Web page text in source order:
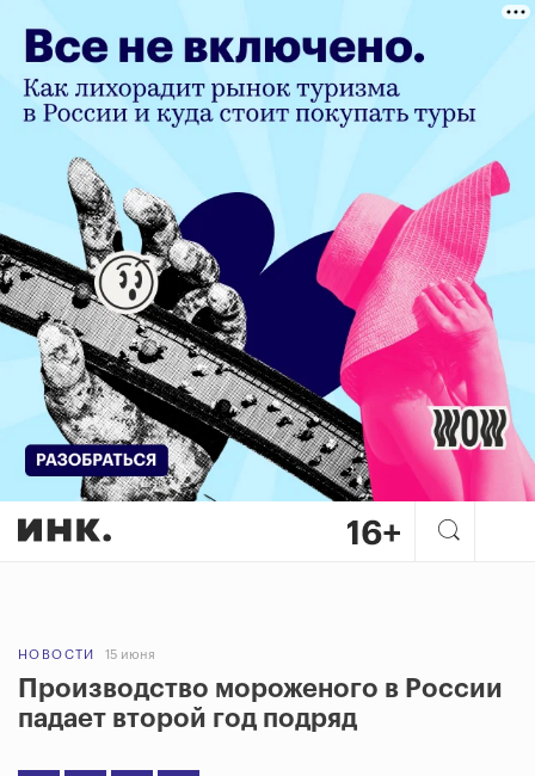
НОВОСТИ 15 июня
Производство мороженого в России
падает второй год подряд